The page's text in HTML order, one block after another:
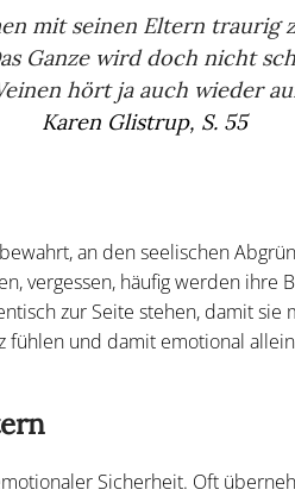
mit seinen Eltern traurig
Ganze wird doch nicht
hört ja auch wieder
Karen Glistrup, S. 55
an den seelischen
vergessen, häufig werden ihre
zur Seite stehen, damit
und damit emotional
Sicherheit. Oft